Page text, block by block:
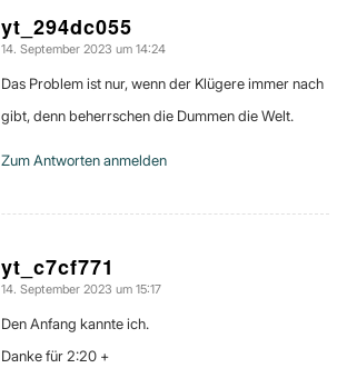
yt_294dc055
sagte:
14. September 2023 um 14:24
Das Problem ist nur, wenn der Klügere immer nach
gibt, denn beherrschen die Dummen die Welt.
Zum Antworten anmelden
yt_c7cf771
sagte:
14. September 2023 um 15:17
Den Anfang kannte ich.
Danke für 2:20 +